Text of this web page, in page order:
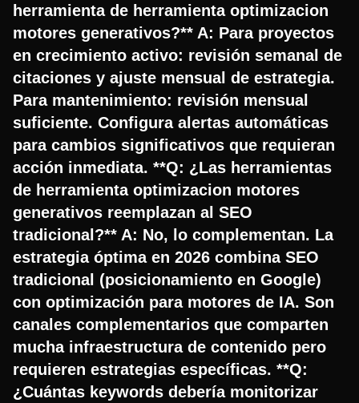
herramienta de herramienta optimizacion
motores generativos?** A: Para proyectos
en crecimiento activo: revisión semanal de
citaciones y ajuste mensual de estrategia.
Para mantenimiento: revisión mensual
suficiente. Configura alertas automáticas
para cambios significativos que requieran
acción inmediata. **Q: ¿Las herramientas
de herramienta optimizacion motores
generativos reemplazan al SEO
tradicional?** A: No, lo complementan. La
estrategia óptima en 2026 combina SEO
tradicional (posicionamiento en Google)
con optimización para motores de IA. Son
canales complementarios que comparten
mucha infraestructura de contenido pero
requieren estrategias específicas. **Q:
¿Cuántas keywords debería monitorizar